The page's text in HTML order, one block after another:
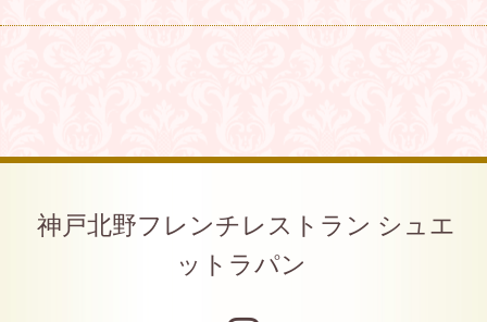
神戸北野フレンチレストラン シュエ
ットラパン